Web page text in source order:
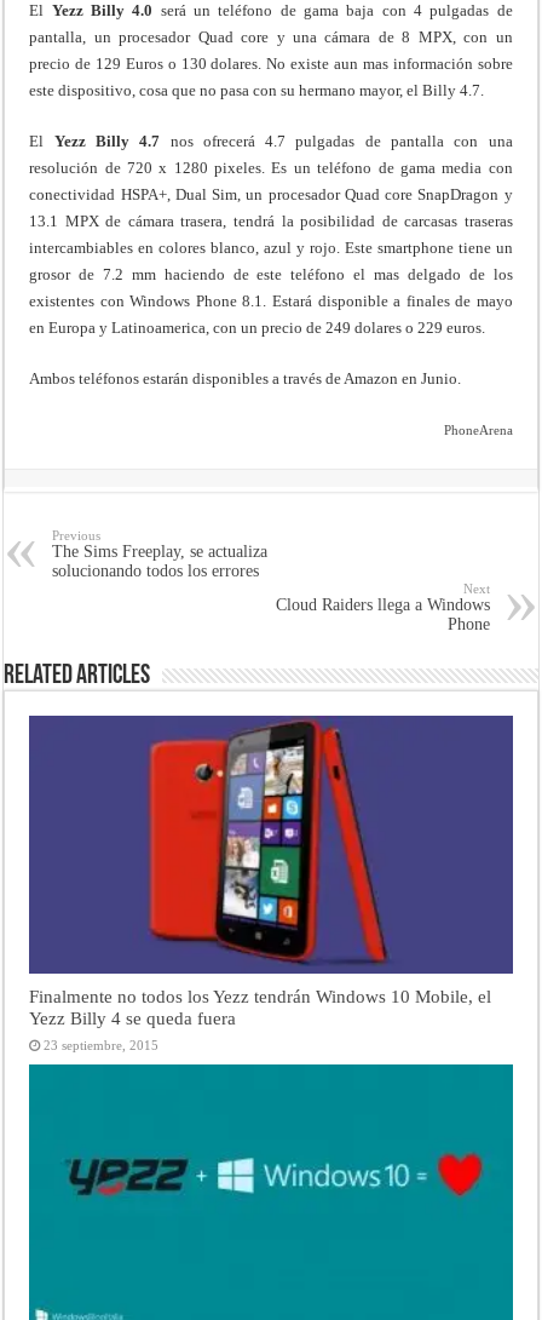
El Yezz Billy 4.0 será un teléfono de gama baja con 4 pulgadas de
pantalla, un procesador Quad core y una cámara de 8 MPX, con un
precio de 129 Euros o 130 dolares. No existe aun mas información sobre
este dispositivo, cosa que no pasa con su hermano mayor, el Billy 4.7.
El Yezz Billy 4.7 nos ofrecerá 4.7 pulgadas de pantalla con una
resolución de 720 x 1280 pixeles. Es un teléfono de gama media con
conectividad HSPA+, Dual Sim, un procesador Quad core SnapDragon y
13.1 MPX de cámara trasera, tendrá la posibilidad de carcasas traseras
intercambiables en colores blanco, azul y rojo. Este smartphone tiene un
grosor de 7.2 mm haciendo de este teléfono el mas delgado de los
existentes con Windows Phone 8.1. Estará disponible a finales de mayo
en Europa y Latinoamerica, con un precio de 249 dolares o 229 euros.
Ambos teléfonos estarán disponibles a través de Amazon en Junio.
PhoneArena
Previous
The Sims Freeplay, se actualiza
solucionando todos los errores
Next
Cloud Raiders llega a Windows
Phone
Related Articles
Finalmente no todos los Yezz tendrán Windows 10 Mobile, el
Yezz Billy 4 se queda fuera
23 septiembre, 2015